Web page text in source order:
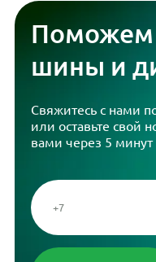
Поможем
шины и
Свяжитесь с нами
или оставьте свой
вами через 5 минут